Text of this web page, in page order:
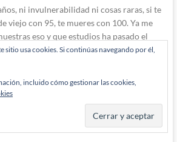
ni invulnerabilidad ni cosas raras, si te
viejo con 95, te mueres con 100. Ya me
eso y que estudios ha pasado el
que funciona!
Como que no creo que sea casual que
que diga que Jerusalén es Israel y
pero Perlmutter patatas.
sitio usa cookies. Si continúas navegando por él,
incluido cómo gestionar las cookies,